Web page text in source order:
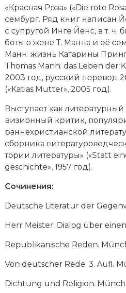
Новая история
Новейшая история
Нумизматика
Образование
Общественные
Политическая история
Революции и народные
Религия и церковь
Северная Америка
Социально-экономическая
Специальные исторические
СССР
Южная Америка
«Крас­ная Ро­за» («Die rote
сем­бург. Ряд книг на­пи­сан
с суп­ру­гой Инге Йенс, в т.
бо­ты о же­не Т. Ман­на и её
Манн: жизнь Ка­та­ри­ны
Thomas Mann: das Leben der
2003 год, русский перевод
(«Katias Mutter», 2005 год).
Вы­сту­па­ет как
визионный кри­тик,
ран­не­хри­сти­ан­ской
сборника
то­рии ли­те­ра­ту­ры» («Statt
geschichte», 1957 год).
Сочинения:
Deutsche Literatur der
Herr Meister. Dialog über
Republikanische Reden.
Von deutscher Rede. 3. Aufl.
Dichtung und Religion.